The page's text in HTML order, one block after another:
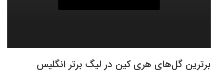
برترین گل‌های هری کین در لیگ برتر انگلیس